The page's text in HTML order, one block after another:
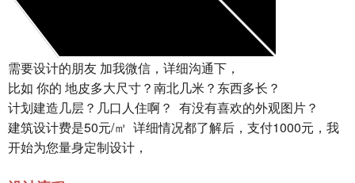
需要设计的朋友 加我微信，详细沟通下，
比如 你的 地皮多大尺寸？南北几米？东西多长？
计划建造几层？几口人住啊？ 有没有喜欢的外观图片？
建筑设计费是50元/㎡ 详细情况都了解后，支付1000元，我
开始为您量身定制设计，